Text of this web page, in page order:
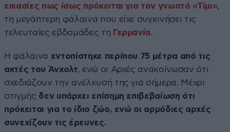
εικασίες πως ίσως πρόκειται για τον γνωστό «Τίμι»,
τη μεγάπτερη φάλαινα που είχε συγκινήσει τις
τελευταίες εβδομάδες τη Γερμανία.
Η φάλαινα εντοπίστηκε περίπου 75 μέτρα από τις
ακτές του Άνχολτ, ενώ οι Αρχές ανακοίνωσαν ότι
σχεδιάζουν την ανέλκυσή της για σήμερα. Μέχρι
στιγμής δεν υπάρχει επίσημη επιβεβαίωση ότι
πρόκειται για το ίδιο ζώο, ενώ οι αρμόδιες αρχές
συνεχίζουν τις έρευνες.